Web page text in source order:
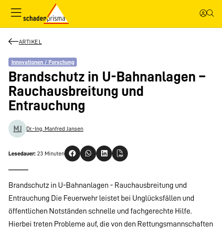
ARTIKEL
Innovationen / Forschung
Brandschutz in U-Bahnanlagen –
Rauchausbreitung und
Entrauchung
MJ Dr.-Ing. Manfred Jansen
Lesedauer: 23 Minuten
Brandschutz in U-Bahnanlagen - Rauchausbreitung und
Entrauchung Die Feuerwehr leistet bei Unglücksfällen und
öffentlichen Notständen schnelle und fachgerechte Hilfe.
Hierbei treten Probleme auf, die von den Rettungsmannschaften